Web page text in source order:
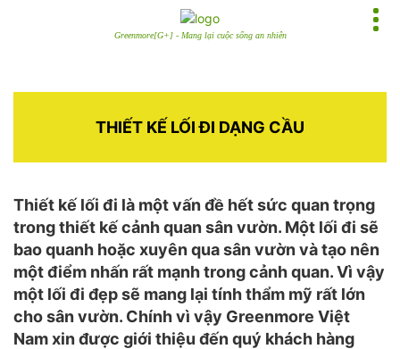
Greenmore[G+] - Mang lại cuộc sống an nhiên
THIẾT KẾ LỐI ĐI DẠNG CẦU
Thiết kế lối đi là một vấn đề hết sức quan trọng
trong thiết kế cảnh quan sân vườn. Một lối đi sẽ
bao quanh hoặc xuyên qua sân vườn và tạo nên
một điểm nhấn rất mạnh trong cảnh quan. Vì vậy
một lối đi đẹp sẽ mang lại tính thẩm mỹ rất lớn
cho sân vườn. Chính vì vậy Greenmore Việt
Nam xin được giới thiệu đến quý khách hàng